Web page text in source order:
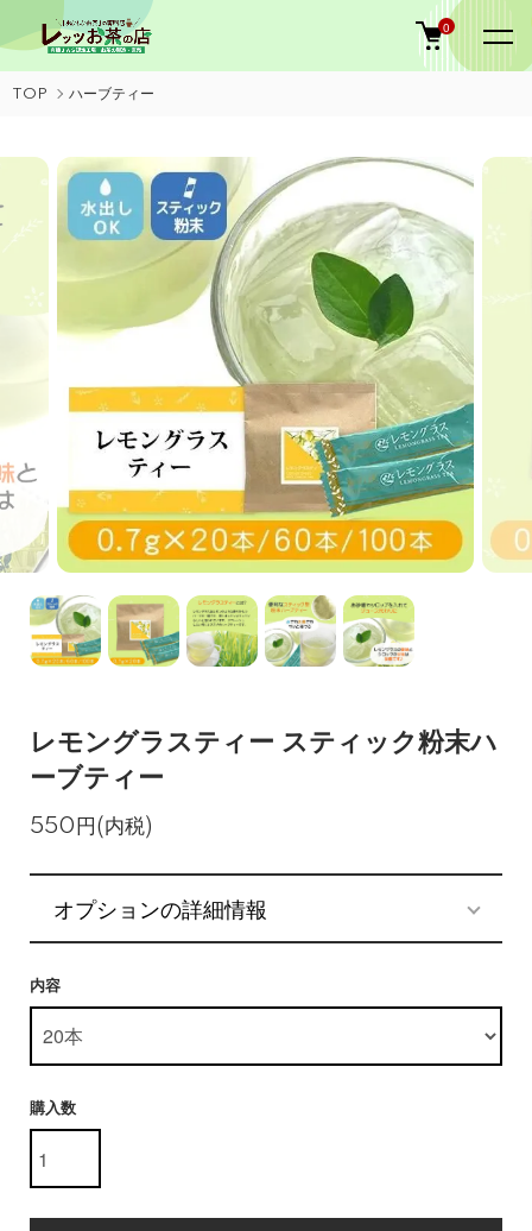
0
TOP ハーブティー
レモングラスティー スティック粉末ハ
ーブティー
550円(内税)
オプションの詳細情報
内容
購入数